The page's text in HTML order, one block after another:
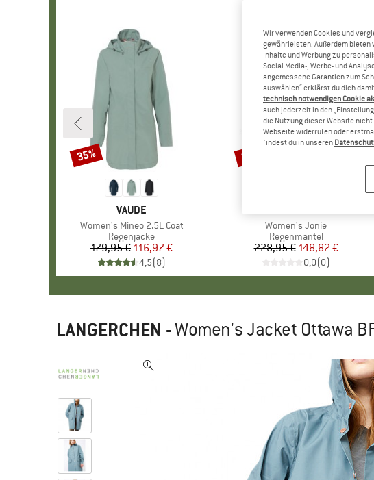
MARKE
VAUDE
Artikel
Women's Mineo 2.5L Coat
Produktgruppe
Regenjacke
Preis
179,95 € reduzierter Preis
116,97 €
4,5(8)
Rabatt
35%
Artikel
Women's Jonie
Produktgruppe
Regenmantel
Preis
228,95 €reduzierter Preis
148,82 €
0,0(0)
Rabatt
35%
LANGERCHEN -Women's Jacket Ottawa
Wir verwenden Cookies und
gewährleisten. Außerdem
Inhalte und Werbung zu
Social Media-, Werbe- und
angemessene Garantien zum
auswählen“ erklärst du dich
technisch notwendigen Cookie
auch jederzeit in den
die Nutzung dieser Website
Webseite widerrufen oder
findest du in unseren